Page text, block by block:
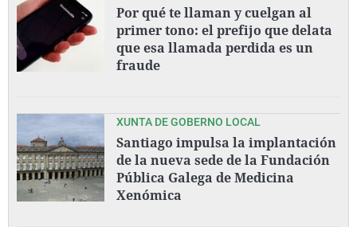
Por qué te llaman y cuelgan al
primer tono: el prefijo que delata
que esa llamada perdida es un
fraude
XUNTA DE GOBERNO LOCAL
Santiago impulsa la implantación
de la nueva sede de la Fundación
Pública Galega de Medicina
Xenómica